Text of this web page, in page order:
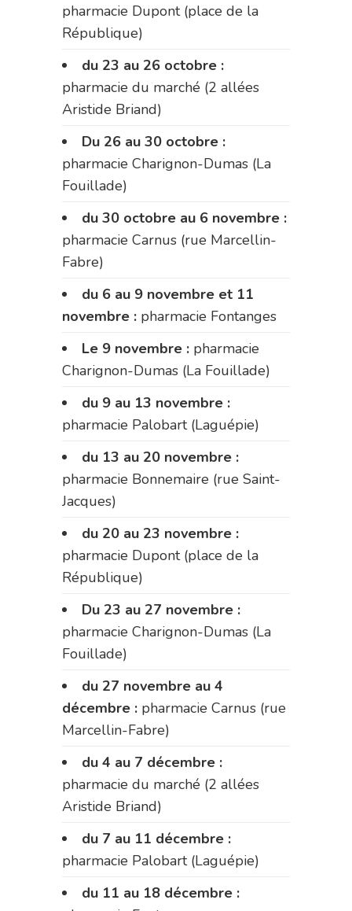
pharmacie Dupont (place de la
République)
du 23 au 26 octobre :
pharmacie du marché (2 allées
Aristide Briand)
Du 26 au 30 octobre :
pharmacie Charignon-Dumas (La
Fouillade)
du 30 octobre au 6 novembre :
pharmacie Carnus (rue Marcellin-
Fabre)
du 6 au 9 novembre et 11
novembre : pharmacie Fontanges
Le 9 novembre : pharmacie
Charignon-Dumas (La Fouillade)
du 9 au 13 novembre :
pharmacie Palobart (Laguépie)
du 13 au 20 novembre :
pharmacie Bonnemaire (rue Saint-
Jacques)
du 20 au 23 novembre :
pharmacie Dupont (place de la
République)
Du 23 au 27 novembre :
pharmacie Charignon-Dumas (La
Fouillade)
du 27 novembre au 4
décembre : pharmacie Carnus (rue
Marcellin-Fabre)
du 4 au 7 décembre :
pharmacie du marché (2 allées
Aristide Briand)
du 7 au 11 décembre :
pharmacie Palobart (Laguépie)
du 11 au 18 décembre :